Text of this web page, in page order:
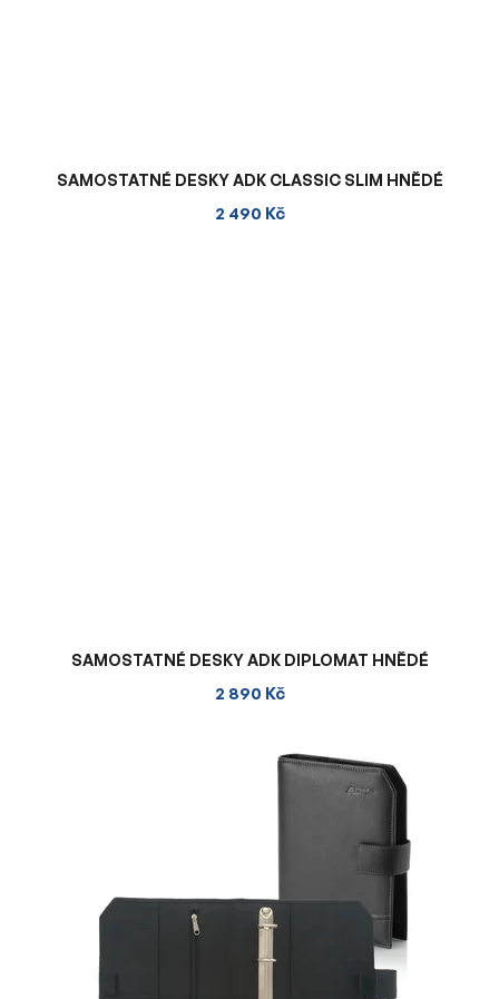
SAMOSTATNÉ DESKY ADK CLASSIC SLIM HNĚDÉ
2 490 Kč
SAMOSTATNÉ DESKY ADK DIPLOMAT HNĚDÉ
2 890 Kč